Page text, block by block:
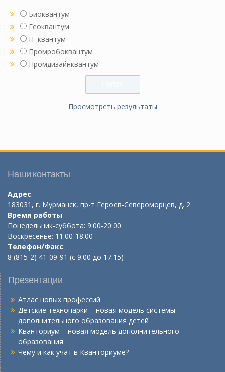
Биоквантум
Геоквантум
IT-квантум
Промробоквантум
Промдизайнквантум
Просмотреть результаты
Наши контакты
Адрес
183031, г. Мурманск, пр-т Героев-Североморцев, д. 2
Время работы
Понедельник-суббота: 9:00-20:00
Воскресенье: 11:00-18:00
Телефон/Факс
8 (815-2) 41-09-91 (с 9:00 до 17:15)
Презентации
Атлас новых профессий
Детские технопарки – новая модель системы
дополнительного образования детей
Кванториум – новая модель дополнительного
образования
Чему и как учат в Кванториуме?